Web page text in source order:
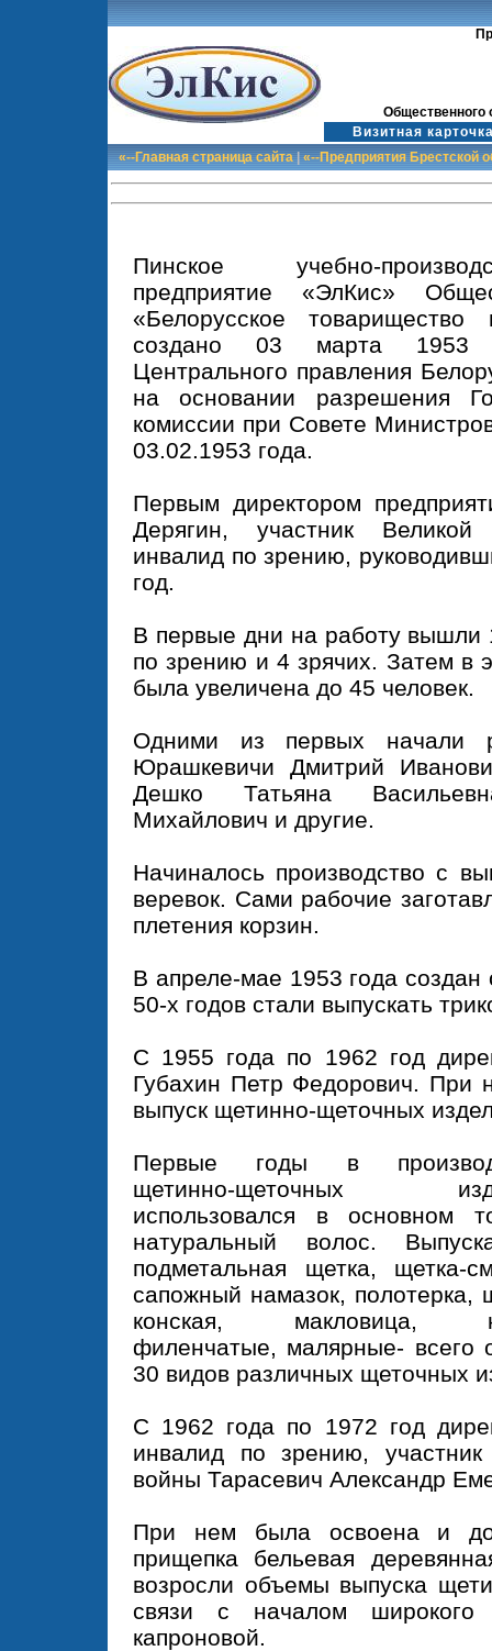
Общественного
Визитная
«--Главная страница сайта|«--Предприятия Брестской
Пинское учебно-
предприятие «ЭлКис»
«Белорусское
создано 03 марта 1953
Центрального правления
на основании разрешения
комиссии при Совете
03.02.1953 года.
Первым директором
Дерягин, участник
инвалид по зрению,
год.
В первые дни на работу вышли
по зрению и 4 зрячих. Затем в
была увеличена до 45 человек.
Одними из первых начали
Юрашкевичи Дмитрий
Дешко Татьяна
Михайлович и другие.
Начиналось производство с
веревок. Сами рабочие
плетения корзин.
В апреле-мае 1953 года
50-х годов стали выпускать
С 1955 года по 1962 год
Губахин Петр Федорович. При
выпуск щетинно-щеточных
Первые годы в
щетинно-щеточных
использовался в основном
натуральный волос.
подметальная щетка, щетка-
сапожный намазок, полотерка,
конская, макловица,
филенчатые, малярные- всего
30 видов различных щеточных
С 1962 года по 1972 год
инвалид по зрению, участник
войны Тарасевич Александр
При нем была освоена и
прищепка бельевая
возросли объемы выпуска
связи с началом широкого
капроновой.